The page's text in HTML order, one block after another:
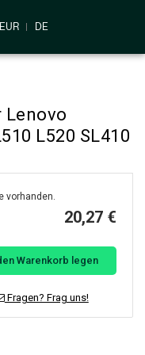
EUR DE
Lenovo
L520 SL410
vorhanden.
20,27 €
Warenkorb legen
Fragen? Frag uns!